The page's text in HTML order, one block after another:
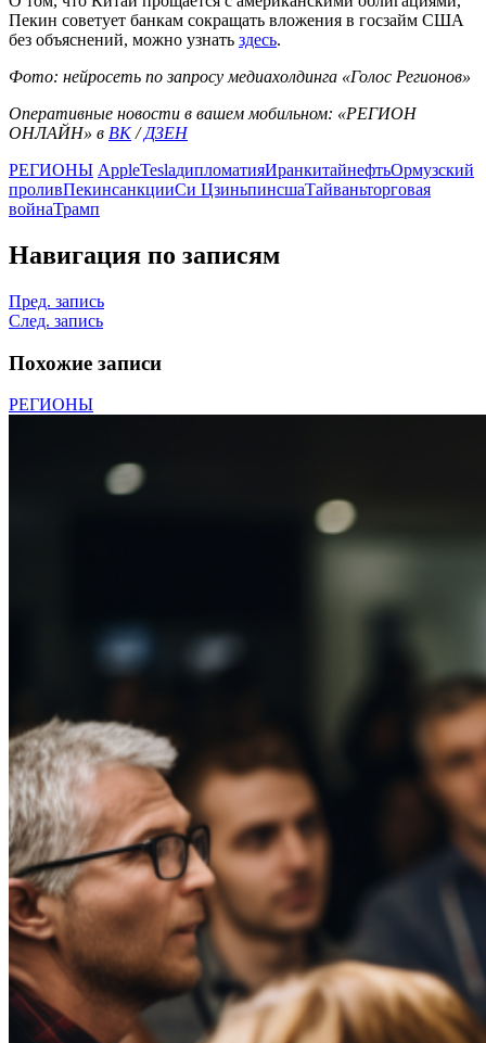
Пекин советует банкам сокращать вложения в госзайм США
без объяснений, можно узнать здесь.
Фото: нейросеть по запросу медиахолдинга «Голос Регионов»
Оперативные новости в вашем мобильном: «РЕГИОН
ОНЛАЙН» в ВК/ДЗЕН
РЕГИОНЫ AppleTeslaдипломатияИранкитайнефтьОрмузский
проливПекинсанкцииСи ЦзиньпинсшаТайваньторговая
войнаТрамп
Навигация по записям
Пред. запись
След. запись
Похожие записи
РЕГИОНЫ